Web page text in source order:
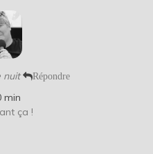
nuit Répondre
min
ça !